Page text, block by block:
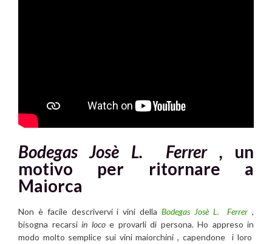
Bodegas Josè L. Ferrer , un
motivo per ritornare a
Maiorca
Non è facile descrivervi i vini della Bodegas Josè L. Ferrer ,
bisogna recarsi in locoe provarli di persona. Ho appreso in
modo molto semplice sui vini maiorchini , capendone i loro